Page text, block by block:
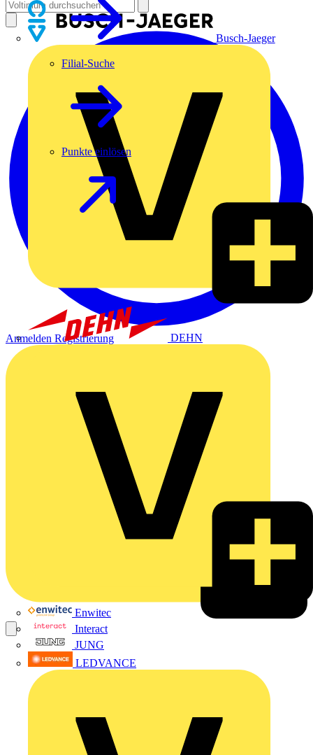
Busch-Jaeger
DEHN
Enwitec
Interact
JUNG
LEDVANCE
Filial-Suche
Punkte einlösen
Anmelden Registrierung